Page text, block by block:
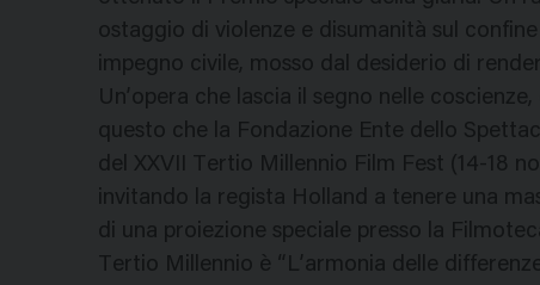
ostaggio di violenze e disumanità sul
impegno civile, mosso dal desiderio di
Un’opera che lascia il segno nelle
questo che la Fondazione Ente dello
del XXVII Tertio Millennio Film Fest (14-18
invitando la regista Holland a tenere una
di una proiezione speciale presso la
Tertio Millennio è “L’armonia delle